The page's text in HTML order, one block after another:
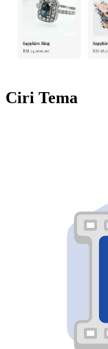
Ciri Tema